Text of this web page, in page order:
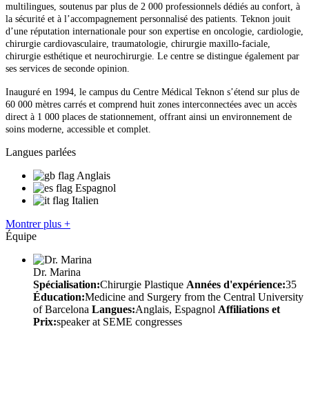
multilingues, soutenus par plus de 2 000 professionnels dédiés au confort, à
la sécurité et à l’accompagnement personnalisé des patients. Teknon jouit
d’une réputation internationale pour son expertise en oncologie, cardiologie,
chirurgie cardiovasculaire, traumatologie, chirurgie maxillo-faciale,
chirurgie esthétique et neurochirurgie. Le centre se distingue également par
ses services de seconde opinion.
Inauguré en 1994, le campus du Centre Médical Teknon s’étend sur plus de
60 000 mètres carrés et comprend huit zones interconnectées avec un accès
direct à 1 000 places de stationnement, offrant ainsi un environnement de
soins moderne, accessible et complet.
Langues parlées
Anglais
Espagnol
Italien
Montrer plus +
Équipe
Dr. Marina
Spécialisation:Chirurgie Plastique Années d'expérience:35
Éducation:Medicine and Surgery from the Central University
of Barcelona Langues:Anglais, Espagnol Affiliations et
Prix:speaker at SEME congresses